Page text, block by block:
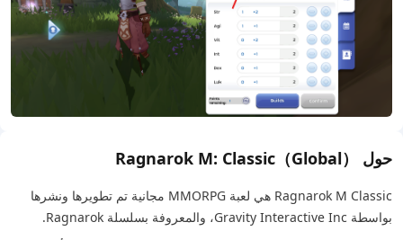
حول Ragnarok M: Classic（Global）
Ragnarok M Classic هي لعبة MMORPG مجانية تم تطويرها ونشرها
بواسطة Gravity Interactive Inc، والمعروفة بسلسلة Ragnarok.